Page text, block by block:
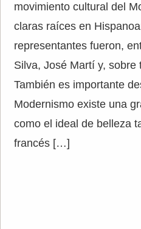
movimiento cultural del
claras raíces en
representantes fueron,
Silva, José Martí y, sobre
También es importante
Modernismo existe una
como el ideal de belleza
francés […]